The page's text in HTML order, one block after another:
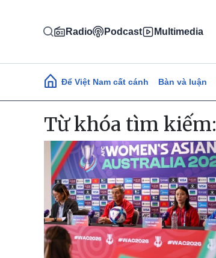
Radio Podcast Multimedia
Main navigation
Để Việt Nam cất cánh Bàn và luận
Từ khóa tìm kiếm: